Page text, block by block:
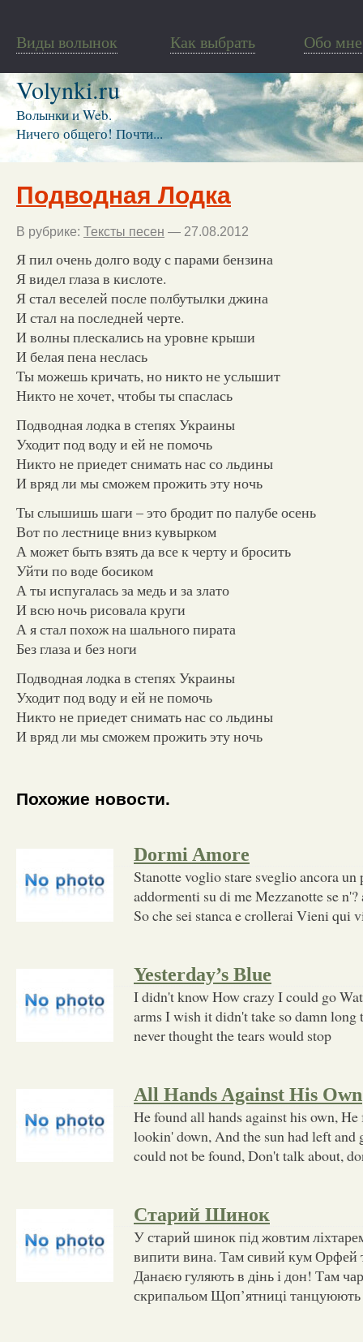
Виды волынок Как выбрать Обо мне
Volynki.ru
Волынки и Web.
Ничего общего! Почти...
Подводная Лодка
В рубрике: Тексты песен — 27.08.2012
Я пил очень долго воду с парами бензина
Я видел глаза в кислоте.
Я стал веселей после полбутылки джина
И стал на последней черте.
И волны плескались на уровне крыши
И белая пена неслась
Ты можешь кричать, но никто не услышит
Никто не хочет, чтобы ты спаслась
Подводная лодка в степях Украины
Уходит под воду и ей не помочь
Никто не приедет снимать нас со льдины
И вряд ли мы сможем прожить эту ночь
Ты слышишь шаги – это бродит по палубе осень
Вот по лестнице вниз кувырком
А может быть взять да все к черту и бросить
Уйти по воде босиком
А ты испугалась за медь и за злато
И всю ночь рисовала круги
А я стал похож на шального пирата
Без глаза и без ноги
Подводная лодка в степях Украины
Уходит под воду и ей не помочь
Никто не приедет снимать нас со льдины
И вряд ли мы сможем прожить эту ночь
Похожие новости.
Dormi Amore
Stanotte voglio stare sveglio ancora
addormenti su di me Mezzanotte se
So che sei stanca e crollerai Vieni qui
Yesterday’s Blue
I didn't know How crazy I could go
arms I wish it didn't take so damn long
never thought the tears would stop
All Hands Against His Own
He found all hands against his own, He
lookin' down, And the sun had left
could not be found, Don't talk about,
Старий Шинок
У старий шинок під жовтим
випити вина. Там сивий кум Орфей
Данаєю гуляють в дінь і дон! Там
скрипальом Щоп’ятниці танцуюють